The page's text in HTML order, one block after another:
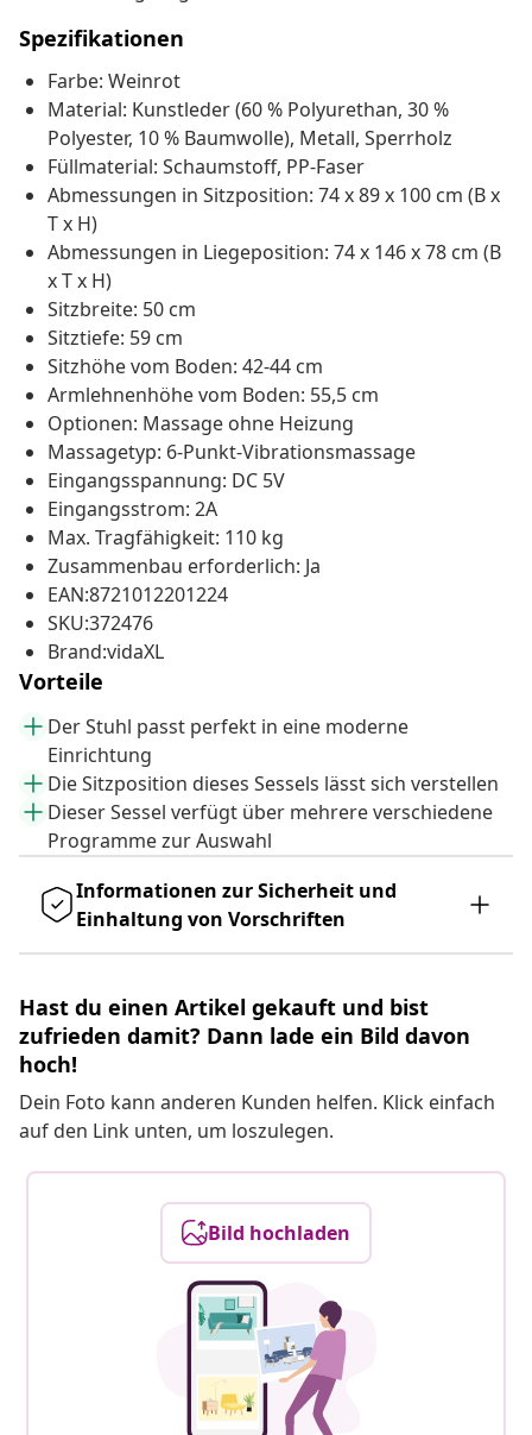
Spezifikationen
Farbe: Weinrot
Material: Kunstleder (60 % Polyurethan, 30 %
Polyester, 10 % Baumwolle), Metall, Sperrholz
Füllmaterial: Schaumstoff, PP-Faser
Abmessungen in Sitzposition: 74 x 89 x 100 cm (B x
T x H)
Abmessungen in Liegeposition: 74 x 146 x 78 cm (B
x T x H)
Sitzbreite: 50 cm
Sitztiefe: 59 cm
Sitzhöhe vom Boden: 42-44 cm
Armlehnenhöhe vom Boden: 55,5 cm
Optionen: Massage ohne Heizung
Massagetyp: 6-Punkt-Vibrationsmassage
Eingangsspannung: DC 5V
Eingangsstrom: 2A
Max. Tragfähigkeit: 110 kg
Zusammenbau erforderlich: Ja
EAN:8721012201224
SKU:372476
Brand:vidaXL
Vorteile
Der Stuhl passt perfekt in eine moderne
Einrichtung
Die Sitzposition dieses Sessels lässt sich verstellen
Dieser Sessel verfügt über mehrere verschiedene
Programme zur Auswahl
Informationen zur Sicherheit und
Einhaltung von Vorschriften
Hast du einen Artikel gekauft und bist
zufrieden damit? Dann lade ein Bild davon
hoch!
Dein Foto kann anderen Kunden helfen. Klick einfach
auf den Link unten, um loszulegen.
Bild hochladen